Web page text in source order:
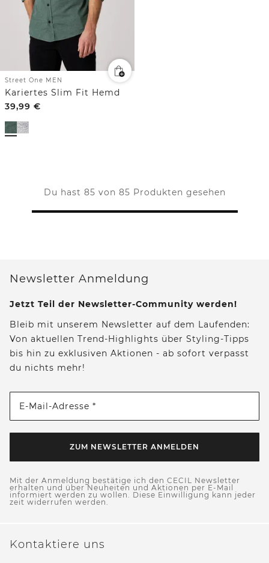
Street One MEN
Kariertes Slim Fit Hemd
39,99 €
Du hast 85 von 85 Produkten gesehen
Newsletter Anmeldung
Jetzt Teil der Newsletter-Community werden!
Bleib mit unserem Newsletter auf dem Laufenden:
Von aktuellen Trend-Highlights über Styling-Tipps
bis hin zu exklusiven Aktionen - ab sofort verpasst
du nichts mehr!
E-Mail-Adresse *
ZUM NEWSLETTER ANMELDEN
Mit der Anmeldung bestätige ich den CECIL Newsletter
erhalten und über Neuheiten und Aktionen per E-Mail
informiert werden zu wollen. Diese Einwilligung kann jeder
zeit widerrufen werden.
Kontaktiere uns